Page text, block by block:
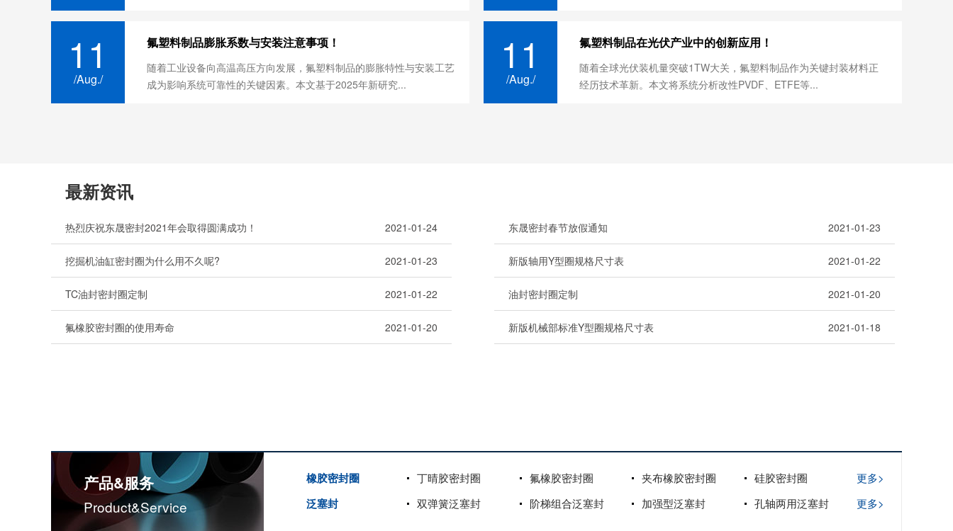
11
/Aug./
氟塑料制品膨胀系数与安装注意事项！
随着工业设备向高温高压方向发展，‌氟塑料制品‌的膨胀特性与安装工艺
成为影响系统可靠性的关键因素。本文基于2025年新研究...
11
/Aug./
氟塑料制品在光伏产业中的创新应用！
随着全球光伏装机量突破1TW大关，‌氟塑料制品‌作为关键封装材料正
经历技术革新。本文将系统分析改性PVDF、ETFE等‌...
最新资讯
热烈庆祝东晟密封2021年会取得圆满成功！ 2021-01-24 东晟密封春节放假通知 2021-01-23
挖掘机油缸密封圈为什么用不久呢? 2021-01-23 新版轴用Y型圈规格尺寸表 2021-01-22
TC油封密封圈定制 2021-01-22 油封密封圈定制 2021-01-20
氟橡胶密封圈的使用寿命 2021-01-20 新版机械部标准Y型圈规格尺寸表 2021-01-18
产品&服务
Product&service
橡胶密封圈 丁晴胶密封圈 氟橡胶密封圈 夹布橡胶密封圈 硅胶密封圈 更多>
泛塞封 双弹簧泛塞封 阶梯组合泛塞封 加强型泛塞封 孔轴两用泛塞封 更多>